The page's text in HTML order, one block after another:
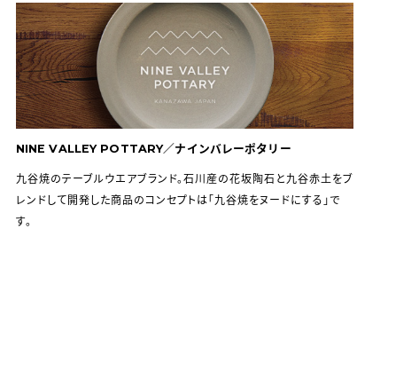
NINE VALLEY POTTARY／ナインバレーポタリー
九谷焼のテーブルウエアブランド。石川産の花坂陶石と九谷赤土をブ
レンドして開発した商品のコンセプトは「九谷焼をヌードにする」で
す。